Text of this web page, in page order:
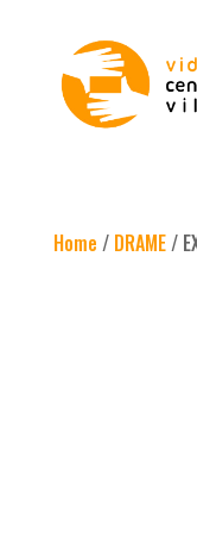
Home / DRAME/